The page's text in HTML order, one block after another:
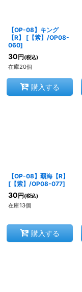
【OP-08】キング
【R】
[ 【紫】/OP08-
060]
30 円 (税込)
在庫20個
購入する
【OP-08】覇海【R】
[ 【紫】/OP08-077]
30 円 (税込)
在庫13個
購入する